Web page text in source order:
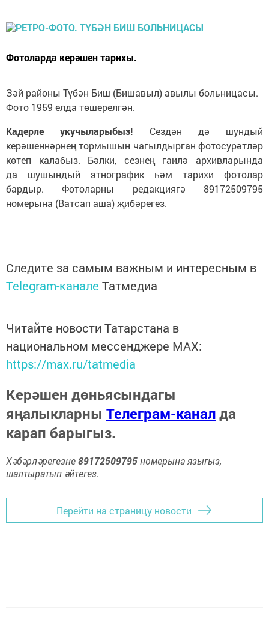
Фотоларда керәшен тарихы.
Зәй районы Түбән Биш (Бишавыл) авылы больницасы.
Фото 1959 елда төшерелгән.
Кадерле укучыларыбыз! Сездән дә шундый
керәшеннәрнең тормышын чагылдырган фотосурәтләр
көтеп калабыз. Бәлки, сезнең гаилә архивларында
да шушындый этнографик һәм тарихи фотолар
бардыр. Фотоларны редакциягә 89172509795
номерына (Ватсап аша) җибәрегез.
Следите за самым важным и интересным в
Telegram-канале Татмедиа
Читайте новости Татарстана в
национальном мессенджере MАХ:
https://max.ru/tatmedia
Керәшен дөньясындагы
яңалыкларны Телеграм-каналда
карап барыгыз.
Хәбәрләрегезне89172509795номерына языгыз,
шалтыратып әйтегез.
Перейти на страницу новости